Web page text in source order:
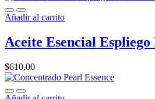
Añadir al carrito
Aceite Esencial
$610,00